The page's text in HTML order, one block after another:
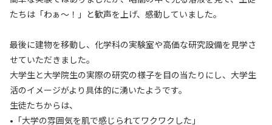
たちは「わぁ～！」と歓声を上げ、感動していました。
最後に建物を移動し、化学科の実験室や高価な研究設備を見学さ
せていただきました。
大学生と大学院生の実際の研究の様子を目の当たりにし、大学生
活のイメージがより具体的に湧いたようです。
生徒たちからは、
•「大学の雰囲気を肌で感じられてワクワクした」